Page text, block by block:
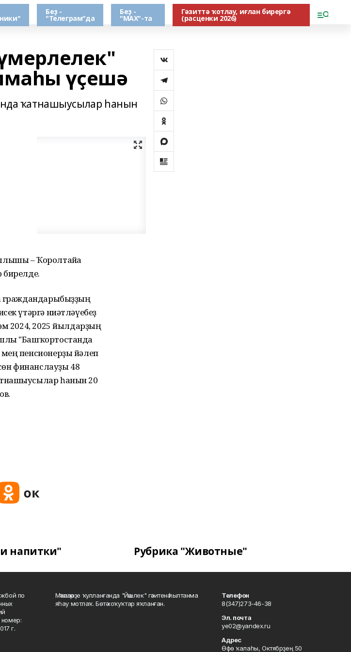
Беҙ -
"Телеграм"да
Беҙ -
"МАХ"-та
Гәзиттә ҡотлау, иғлан бирергә
(расценки 2026)
үҫешә
ҡатнашыусылар һанын
– Ҡоролтайға
бирелде.
граждандарыбыҙҙың
үтәргә ниәтләүебеҙ
2024, 2025 йылдарҙың
"Башҡортостанда
пенсионерҙы йәлеп
финанслауҙы 48
һанын 20
напитки" Рубрика "Животные"
по
г.
Мәҡәләләрҙе ҡулланғанда "Йәшлек" гәзитенә һылтанма
яһау мотлаҡ. Бөтә хоҡуҡтар яҡланған.
Телефон
8(347)273-46-38
Эл. почта
ye02@yandex.ru
Адрес
Өфө ҡалаһы, Октябрҙең 50